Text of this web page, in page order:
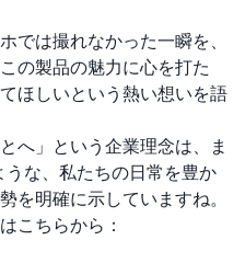
では撮れなかった一瞬を、
の製品の魅力に心を打た
ほしいという熱い想いを語
へ」という企業理念は、ま
な、私たちの日常を豊か
を明確に示していますね。
こちらから：